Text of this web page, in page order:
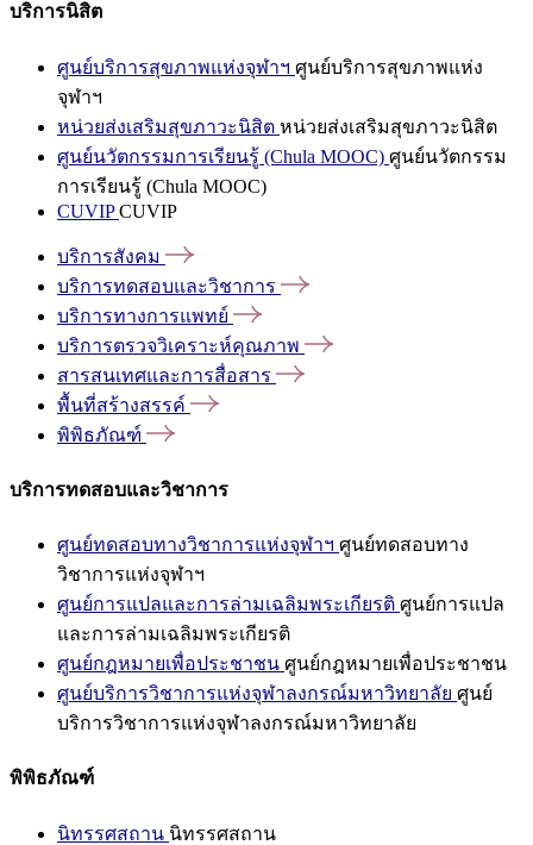
บริการนิสิต
ศูนย์บริการสุขภาพแห่งจุฬาฯ ศูนย์บริการสุขภาพแห่ง
จุฬาฯ
หน่วยส่งเสริมสุขภาวะนิสิต หน่วยส่งเสริมสุขภาวะนิสิต
ศูนย์นวัตกรรมการเรียนรู้ (Chula MOOC) ศูนย์นวัตกรรม
การเรียนรู้ (Chula MOOC)
CUVIPCUVIP
บริการสังคม
บริการทดสอบและวิชาการ
บริการทางการแพทย์
บริการตรวจวิเคราะห์คุณภาพ
สารสนเทศและการสื่อสาร
พื้นที่สร้างสรรค์
พิพิธภัณฑ์
บริการทดสอบและวิชาการ
ศูนย์ทดสอบทางวิชาการแห่งจุฬาฯ ศูนย์ทดสอบทาง
วิชาการแห่งจุฬาฯ
ศูนย์การแปลและการล่ามเฉลิมพระเกียรติ ศูนย์การแปล
และการล่ามเฉลิมพระเกียรติ
ศูนย์กฎหมายเพื่อประชาชน ศูนย์กฎหมายเพื่อประชาชน
ศูนย์บริการวิชาการแห่งจุฬาลงกรณ์มหาวิทยาลัย ศูนย์
บริการวิชาการแห่งจุฬาลงกรณ์มหาวิทยาลัย
พิพิธภัณฑ์
นิทรรศสถาน นิทรรศสถาน